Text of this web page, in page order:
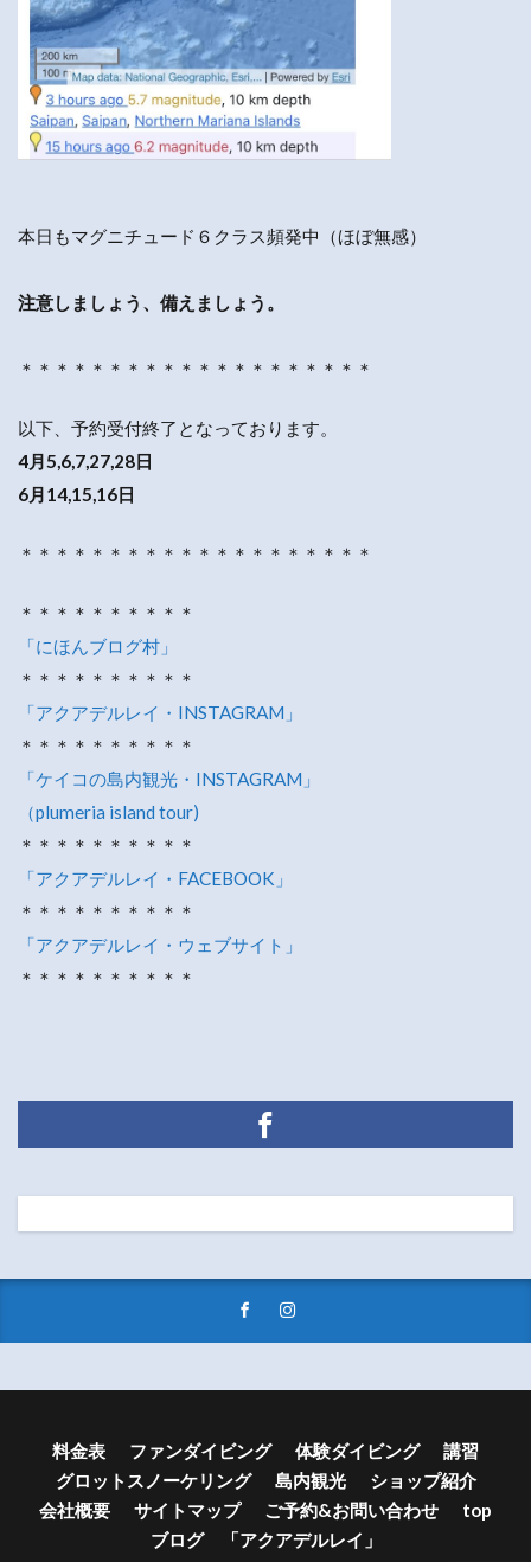
本日もマグニチュード６クラス頻発中（ほぼ無感）
注意しましょう、備えましょう。
＊＊＊＊＊＊＊＊＊＊＊＊＊＊＊＊＊＊＊＊
以下、予約受付終了となっております。
4月5,6,7,27,28日
6月14,15,16日
＊＊＊＊＊＊＊＊＊＊＊＊＊＊＊＊＊＊＊＊
＊＊＊＊＊＊＊＊＊＊
「にほんブログ村」
＊＊＊＊＊＊＊＊＊＊
「アクアデルレイ・INSTAGRAM」
＊＊＊＊＊＊＊＊＊＊
「ケイコの島内観光・INSTAGRAM」
（plumeria island tour)
＊＊＊＊＊＊＊＊＊＊
「アクアデルレイ・FACEBOOK」
＊＊＊＊＊＊＊＊＊＊
「アクアデルレイ・ウェブサイト」
＊＊＊＊＊＊＊＊＊＊
料金表 ファンダイビング 体験ダイビング
講習
グロットスノーケリング
島内観光
ショップ紹介
会社概要
サイトマップ ご予約&お問い合わせ
top
ブログ 「アクアデルレイ」